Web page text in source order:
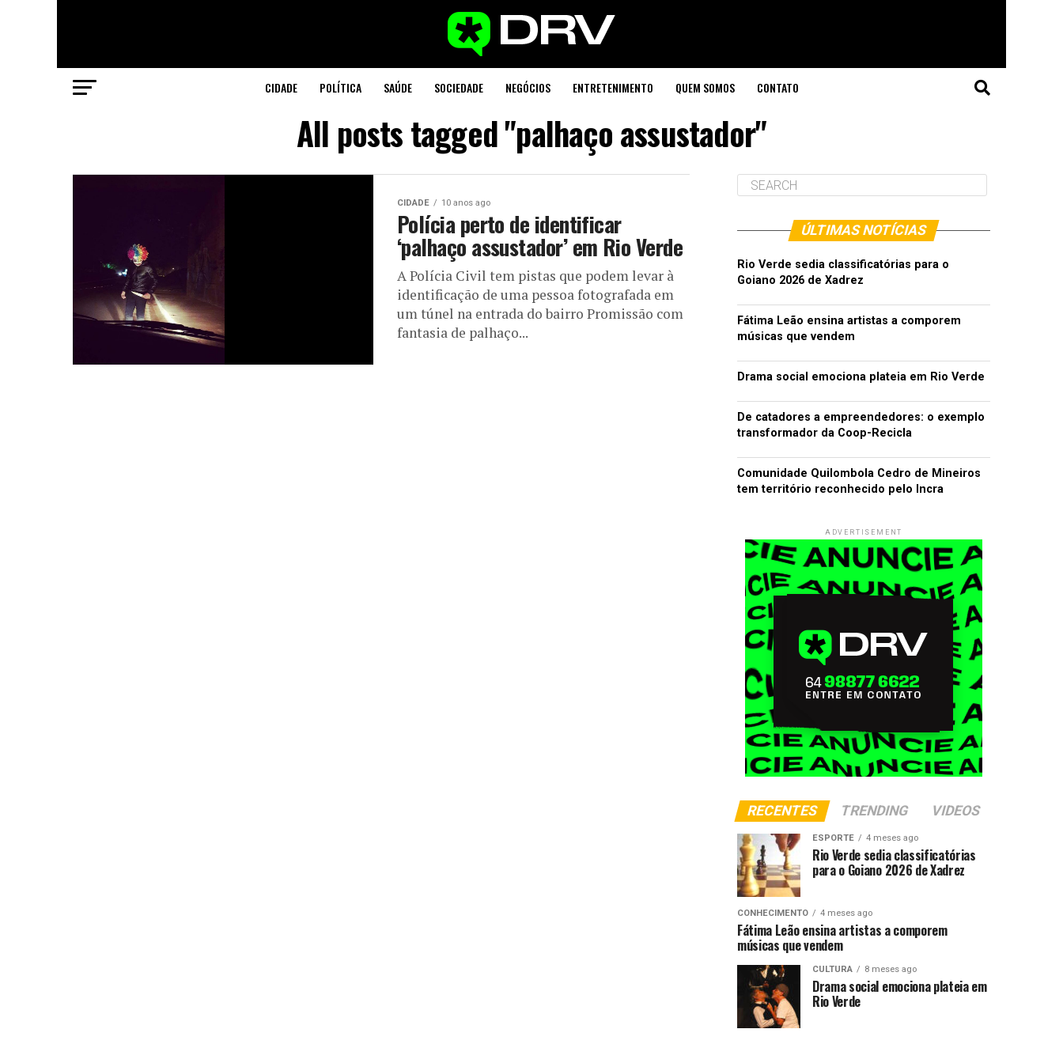
CIDADE POLÍTICA SAÚDE SOCIEDADE NEGÓCIOS ENTRETENIMENTO QUEM SOMOS CONTATO
All posts tagged "palhaço assustador"
CIDADE 10 anos ago
Polícia perto de identificar
‘palhaço assustador’ em Rio Verde
A Polícia Civil tem pistas que podem levar à
identificação de uma pessoa fotografada em
um túnel na entrada do bairro Promissão com
fantasia de palhaço...
ÚLTIMAS NOTÍCIAS
Rio Verde sedia classificatórias para o
Goiano 2026 de Xadrez
Fátima Leão ensina artistas a comporem
músicas que vendem
Drama social emociona plateia em Rio Verde
De catadores a empreendedores: o exemplo
transformador da Coop-Recicla
Comunidade Quilombola Cedro de Mineiros
tem território reconhecido pelo Incra
ADVERTISEMENT
RECENTES TRENDING VIDEOS
ESPORTE 4 meses ago
Rio Verde sedia classificatórias
para o Goiano 2026 de Xadrez
CONHECIMENTO 4 meses ago
Fátima Leão ensina artistas a comporem
músicas que vendem
CULTURA 8 meses ago
Drama social emociona plateia em
Rio Verde